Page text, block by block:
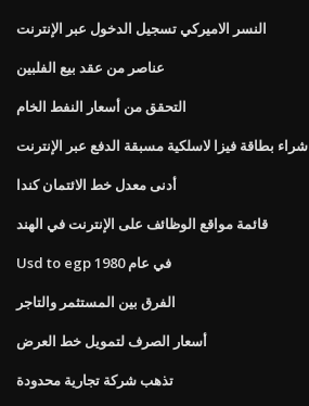
النسر الاميركي تسجيل الدخول عبر الإنترنت
عناصر من عقد بيع الفلبين
التحقق من أسعار النفط الخام
شراء بطاقة فيزا لاسلكية مسبقة الدفع عبر الإنترنت
أدنى معدل خط الائتمان كندا
قائمة مواقع الوظائف على الإنترنت في الهند
Usd to egp في عام 1980
الفرق بين المستثمر والتاجر
أسعار الصرف لتمويل خط العرض
تذهب شركة تجارية محدودة